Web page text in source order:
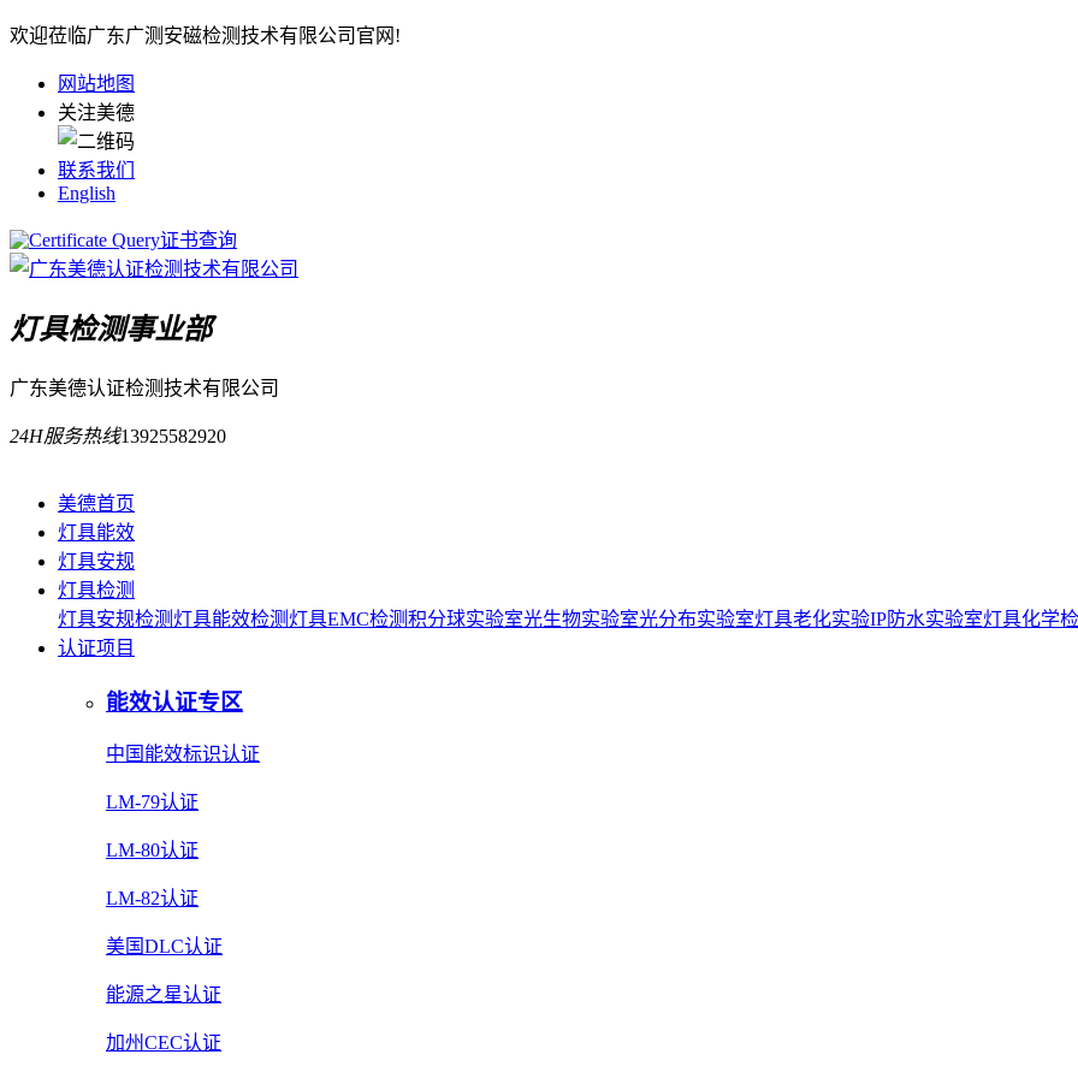
欢迎莅临广东广测安磁检测技术有限公司官网!
网站地图
关注美德
联系我们
English
证书查询
灯具检测事业部
广东美德认证检测技术有限公司
24H服务热线13925582920
美德首页
灯具能效
灯具安规
灯具检测
灯具安规检测 灯具能效检测 灯具EMC检测积分球实验室光生物实验室光分布实验室灯具老化实验IP防水实验室灯具化学
认证项目
能效认证专区
中国能效标识认证
LM-79认证
LM-80认证
LM-82认证
美国DLC认证
能源之星认证
加州CEC认证